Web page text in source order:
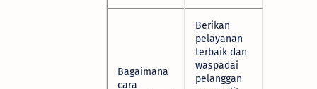
Bagaimana
cara
Berikan
pelayanan
terbaik dan
waspadai
pelanggan